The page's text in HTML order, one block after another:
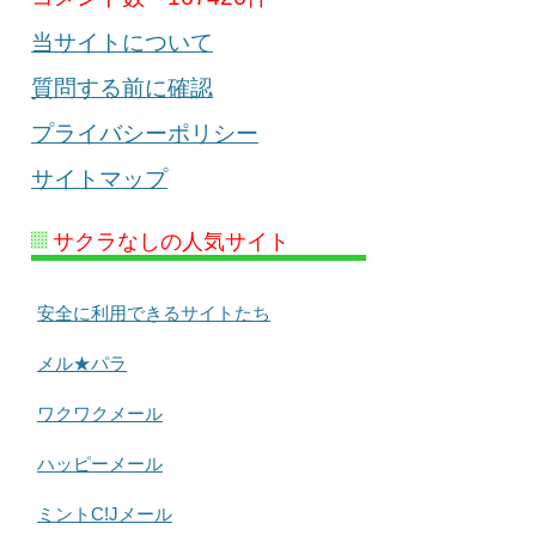
当サイトについて
質問する前に確認
プライバシーポリシー
サイトマップ
サクラなしの人気サイト
安全に利用できるサイトたち
メル★パラ
ワクワクメール
ハッピーメール
ミントC!Jメール